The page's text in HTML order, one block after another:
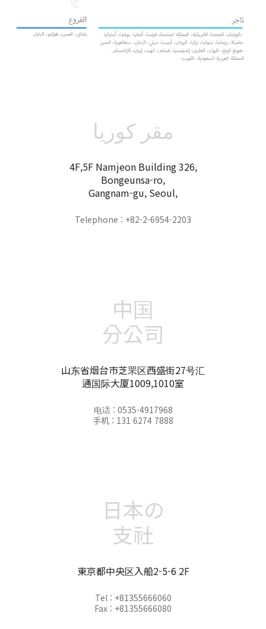
مقر كوريا
4F,5F Namjeon Building 326,
Bongeunsa-ro,
Gangnam-gu, Seoul,
Telephone : +82-2-6954-2203
中国
分公司
山东省烟台市芝罘区西盛街27号汇
通国际大厦1009,1010室
电话 : 0535-4917968
手机 : 131 6274 7888
日本の
支社
東京都中央区入船2-5-6 2F
Tel : +81355666060
Fax : +81355666080